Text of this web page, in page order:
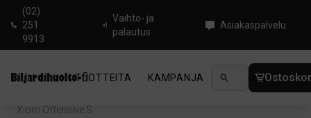
(02)
251
9913
Vaihto- ja
palautus
Asiakaspalvelu
TUOTTEITA KAMPANJA UUTUUDET
Xiom Offensive S